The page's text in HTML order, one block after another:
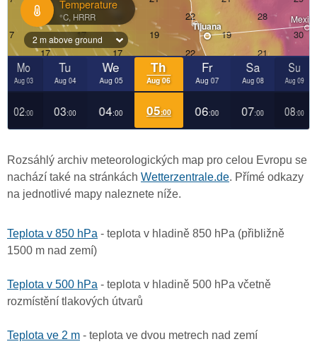
Rozsáhlý archiv meteorologických map pro celou Evropu se
nachází také na stránkách Wetterzentrale.de. Přímé odkazy
na jednotlivé mapy naleznete níže.
Teplota v 850 hPa - teplota v hladině 850 hPa (přibližně
1500 m nad zemí)
Teplota v 500 hPa - teplota v hladině 500 hPa včetně
rozmístění tlakových útvarů
Teplota ve 2 m - teplota ve dvou metrech nad zemí